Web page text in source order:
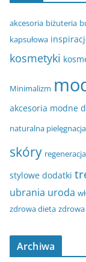
akcesoria biżuteria
kapsułowa
kosmetyki
Minimalizm
akcesoria modne
naturalna pielęgnacja
skóry
stylowe dodatki
ubrania uroda
zdrowa dieta
Archiwa